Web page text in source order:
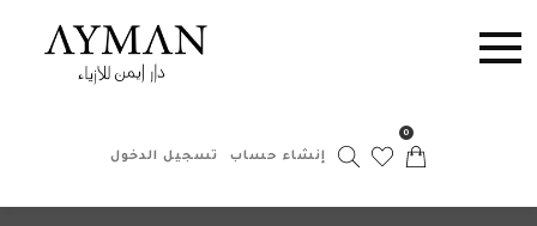
إنشاء حساب تسجيل الدخول